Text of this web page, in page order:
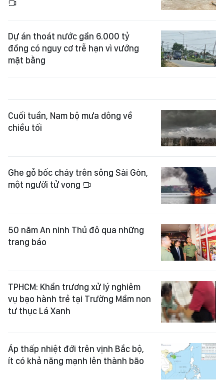
Dự án thoát nước gần 6.000 tỷ
đồng có nguy cơ trễ hạn vì vướng
mặt bằng
Cuối tuần, Nam bộ mưa dông về
chiều tối
Ghe gỗ bốc cháy trên sông Sài Gòn,
một người tử vong
50 năm An ninh Thủ đô qua những
trang báo
TPHCM: Khẩn trương xử lý nghiêm
vụ bạo hành trẻ tại Trường Mầm non
tư thục Lá Xanh
Áp thấp nhiệt đới trên vịnh Bắc bộ,
ít có khả năng mạnh lên thành bão